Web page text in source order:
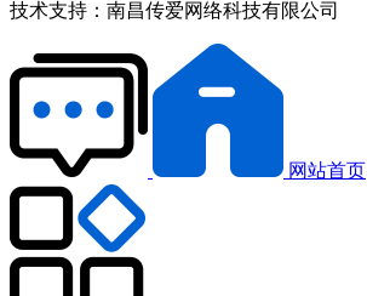
技术支持： 南昌传爱网络科技有限公司
网站首页